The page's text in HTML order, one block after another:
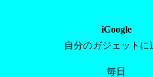
iGoogle
自分のガジェットに
毎日